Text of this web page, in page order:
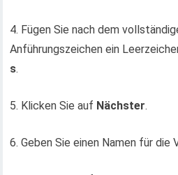
4. Fügen Sie nach dem
Anführungszeichen ein
s.
5. Klicken Sie auf Nächster.
6. Geben Sie einen Namen für die